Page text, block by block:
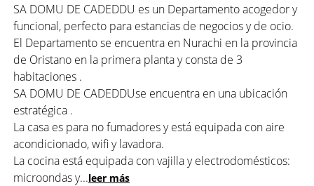
SA DOMU DE CADEDDU es un Departamento acogedor y
funcional, perfecto para estancias de negocios y de ocio.
El Departamento se encuentra en Nurachi en la provincia
de Oristano en la primera planta y consta de 3
habitaciones .
SA DOMU DE CADEDDUse encuentra en una ubicación
estratégica .
La casa es para no fumadores y está equipada con aire
acondicionado, wifi y lavadora.
La cocina está equipada con vajilla y electrodomésticos:
microondas y...leer más